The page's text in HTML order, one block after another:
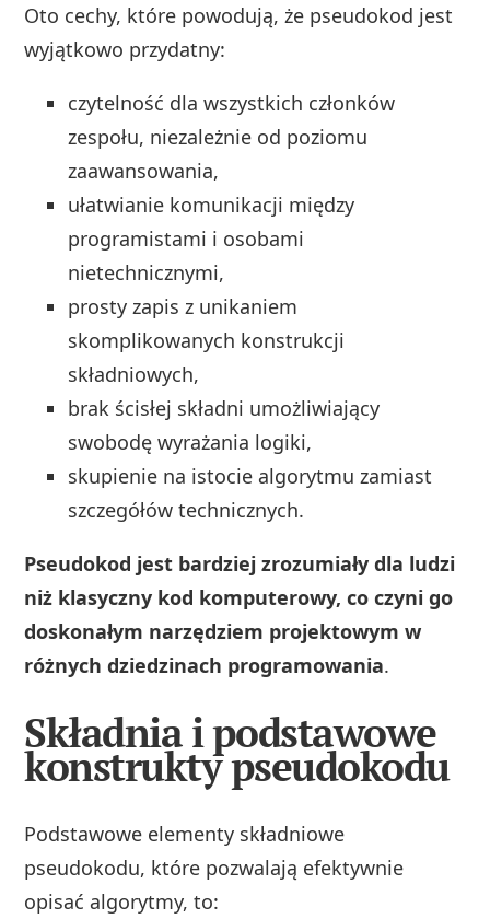
Oto cechy, które powodują, że pseudokod jest
wyjątkowo przydatny:
czytelność dla wszystkich członków
zespołu, niezależnie od poziomu
zaawansowania,
ułatwianie komunikacji między
programistami i osobami
nietechnicznymi,
prosty zapis z unikaniem
skomplikowanych konstrukcji
składniowych,
brak ścisłej składni umożliwiający
swobodę wyrażania logiki,
skupienie na istocie algorytmu zamiast
szczegółów technicznych.
Pseudokod jest bardziej zrozumiały dla ludzi
niż klasyczny kod komputerowy, co czyni go
doskonałym narzędziem projektowym w
różnych dziedzinach programowania.
Składnia i podstawowe
konstrukty pseudokodu
Podstawowe elementy składniowe
pseudokodu, które pozwalają efektywnie
opisać algorytmy, to: